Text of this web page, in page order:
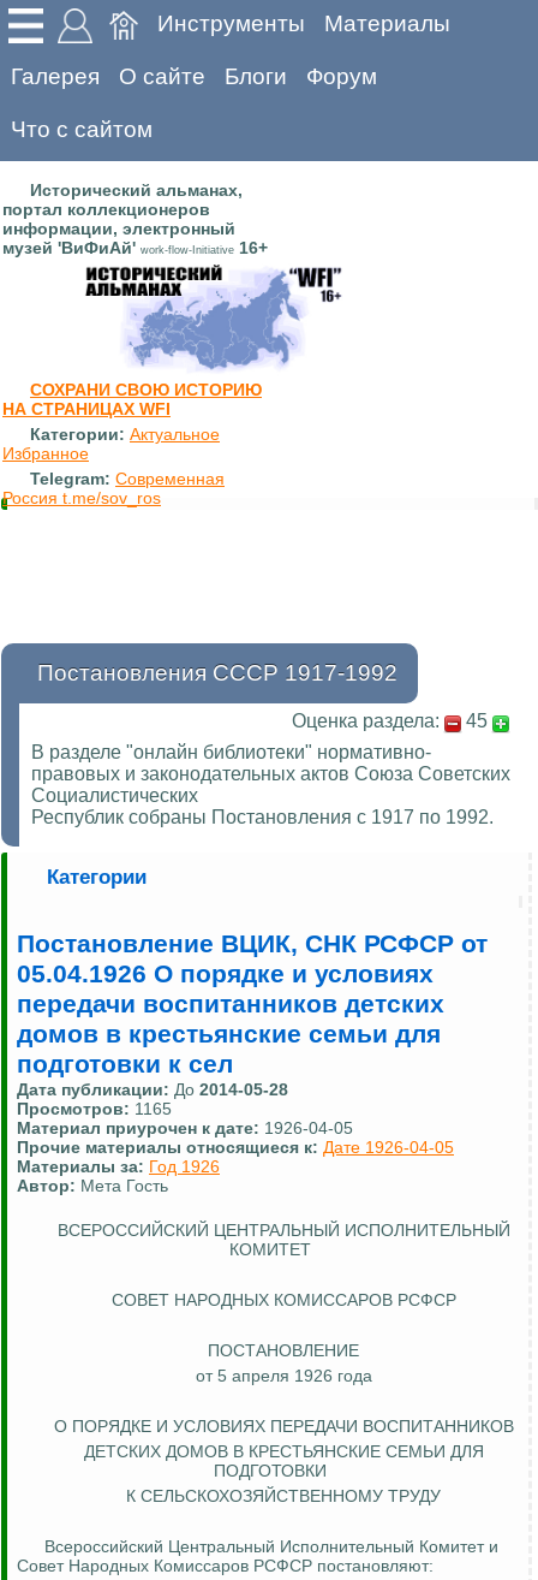
Инструменты Материалы
Галерея О сайте Блоги Форум
Что с сайтом
Исторический альманах,
портал коллекционеров
информации, электронный
музей 'ВиФиАй' work-flow-Initiative 16+
СОХРАНИ СВОЮ ИСТОРИЮ
НА СТРАНИЦАХ WFI
Категории: Актуальное
Избранное
Telegram: Современная
Россия t.me/sov_ros
Постановления СССР 1917-1992
Оценка раздела:
45
В разделе "онлайн библиотеки" нормативно-
правовых и законодательных актов Союза Советских
Социалистических
Республик собраны Постановления с 1917 по 1992.
Категории
Постановление ВЦИК, СНК РСФСР от
05.04.1926 О порядке и условиях
передачи воспитанников детских
домов в крестьянские семьи для
подготовки к сел
Дата публикации: До 2014-05-28
Просмотров: 1165
Материал приурочен к дате: 1926-04-05
Прочие материалы относящиеся к: Дате 1926-04-05
Материалы за: Год 1926
Автор: Мета Гость
ВСЕРОССИЙСКИЙ ЦЕНТРАЛЬНЫЙ ИСПОЛНИТЕЛЬНЫЙ
КОМИТЕТ
СОВЕТ НАРОДНЫХ КОМИССАРОВ РСФСР
ПОСТАНОВЛЕНИЕ
от 5 апреля 1926 года
О ПОРЯДКЕ И УСЛОВИЯХ ПЕРЕДАЧИ ВОСПИТАННИКОВ
ДЕТСКИХ ДОМОВ В КРЕСТЬЯНСКИЕ СЕМЬИ ДЛЯ
ПОДГОТОВКИ
К СЕЛЬСКОХОЗЯЙСТВЕННОМУ ТРУДУ
Всероссийский Центральный Исполнительный Комитет и
Совет Народных Комиссаров РСФСР постановляют: